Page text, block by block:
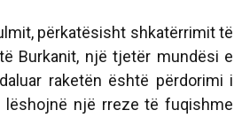
përkatësisht shkatërrimit të
Burkanit, një tjetër mundësi e
raketën është përdorimi i
lëshojnë një rreze të fuqishme